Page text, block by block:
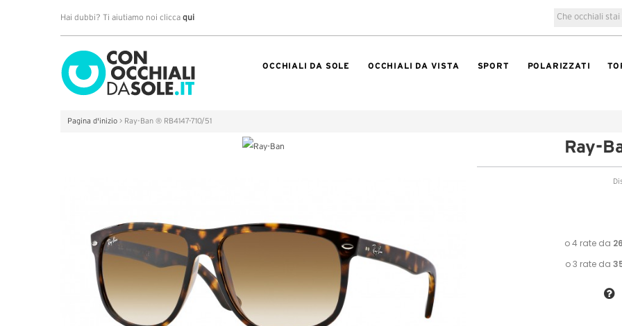
Hai dubbi? Ti aiutiamo noi clicca qui
OCCHIALI DA SOLE OCCHIALI DA VISTA SPORT POLARIZZATI
Pagina d'inizio > Ray-Ban ® RB4147-710/51
Ray-